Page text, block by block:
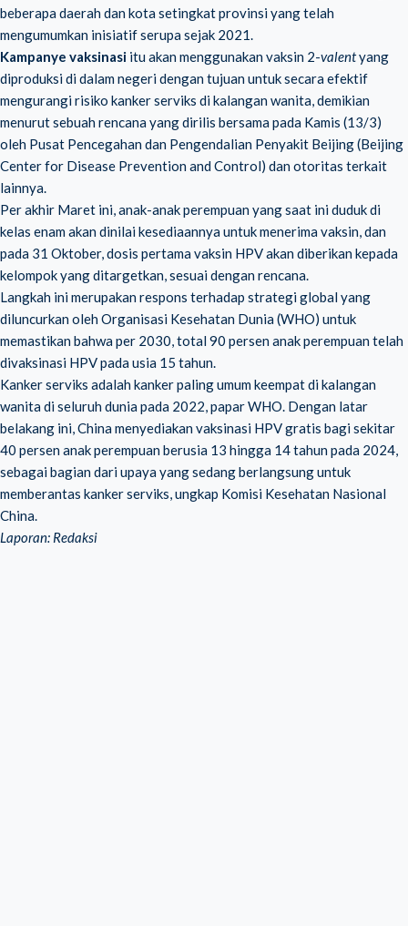
beberapa daerah dan kota setingkat provinsi yang telah
mengumumkan inisiatif serupa sejak 2021.
Kampanye vaksinasi itu akan menggunakan vaksin 2-valentyang
diproduksi di dalam negeri dengan tujuan untuk secara efektif
mengurangi risiko kanker serviks di kalangan wanita, demikian
menurut sebuah rencana yang dirilis bersama pada Kamis (13/3)
oleh Pusat Pencegahan dan Pengendalian Penyakit Beijing (Beijing
Center for Disease Prevention and Control) dan otoritas terkait
lainnya.
Per akhir Maret ini, anak-anak perempuan yang saat ini duduk di
kelas enam akan dinilai kesediaannya untuk menerima vaksin, dan
pada 31 Oktober, dosis pertama vaksin HPV akan diberikan kepada
kelompok yang ditargetkan, sesuai dengan rencana.
Langkah ini merupakan respons terhadap strategi global yang
diluncurkan oleh Organisasi Kesehatan Dunia (WHO) untuk
memastikan bahwa per 2030, total 90 persen anak perempuan telah
divaksinasi HPV pada usia 15 tahun.
Kanker serviks adalah kanker paling umum keempat di kalangan
wanita di seluruh dunia pada 2022, papar WHO. Dengan latar
belakang ini, China menyediakan vaksinasi HPV gratis bagi sekitar
40 persen anak perempuan berusia 13 hingga 14 tahun pada 2024,
sebagai bagian dari upaya yang sedang berlangsung untuk
memberantas kanker serviks, ungkap Komisi Kesehatan Nasional
China.
Laporan: Redaksi